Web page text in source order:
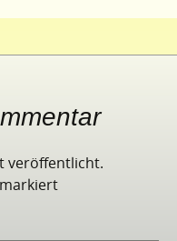
veröffentlicht.
markiert